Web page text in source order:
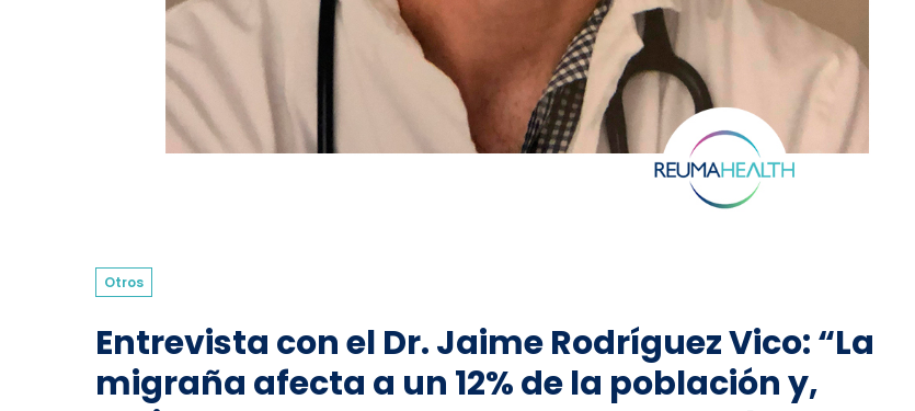
Otros
Entrevista con el Dr. Jaime Rodríguez Vico: “La
migraña afecta a un 12% de la población y,